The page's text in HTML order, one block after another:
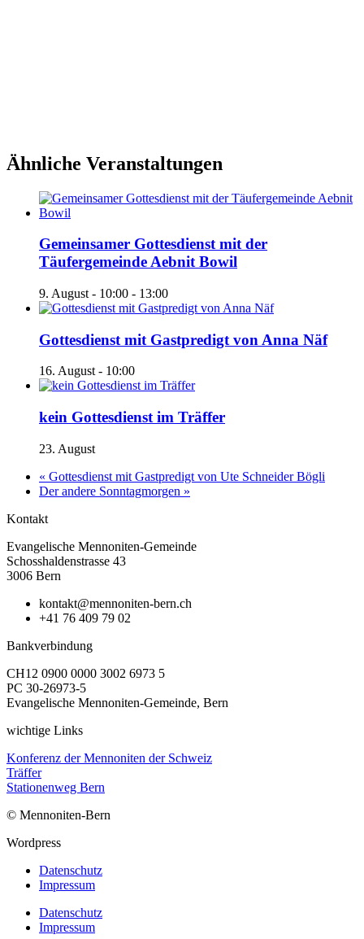
Ähnliche Veranstaltungen
Gemeinsamer Gottesdienst mit der
Täufergemeinde Aebnit Bowil
9. August - 10:00 - 13:00
Gottesdienst mit Gastpredigt von Anna Näf
16. August - 10:00
kein Gottesdienst im Träffer
23. August
« Gottesdienst mit Gastpredigt von Ute Schneider Bögli
Der andere Sonntagmorgen »
Kontakt
Evangelische Mennoniten-Gemeinde
Schosshaldenstrasse 43
3006 Bern
kontakt@mennoniten-bern.ch
+41 76 409 79 02
Bankverbindung
CH12 0900 0000 3002 6973 5
PC 30-26973-5
Evangelische Mennoniten-Gemeinde, Bern
wichtige Links
Konferenz der Mennoniten der Schweiz
Träffer
Stationenweg Bern
© Mennoniten-Bern
Wordpress
Datenschutz
Impressum
Datenschutz
Impressum